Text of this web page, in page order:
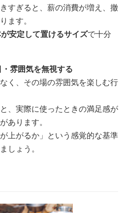
すぎると、薪の消費が増え、撤
ます。
安定して置けるサイズで十分
雰囲気を無視する
く、その場の雰囲気を楽しむ行
、実際に使ったときの満足感が
あります。
上がるか」という感覚的な基準
しょう。